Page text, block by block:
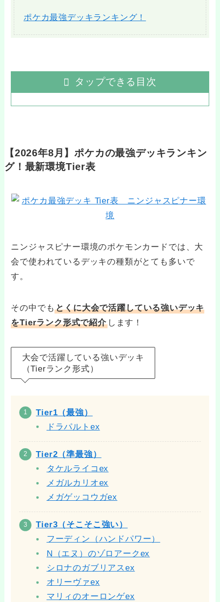
ポケカ最強デッキランキング！
タップできる目次
【2026年8月】ポケカの最強デッキランキン
グ！最新環境Tier表
ニンジャスピナー環境のポケモンカードでは、大
会で使われているデッキの種類がとても多いで
す。
その中でもとくに大会で活躍している強いデッキ
をTierランク形式で紹介します！
大会で活躍している強いデッキ
（Tierランク形式）
Tier1（最強）
ドラパルトex
Tier2（準最強）
タケルライコex
メガルカリオex
メガゲッコウガex
Tier3（そこそこ強い）
フーディン（ハンドパワー）
N（エヌ）のゾロアークex
シロナのガブリアスex
オリーヴァex
マリィのオーロンゲex